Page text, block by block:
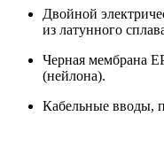
Двойной
из латунного
Черная мембрана
(нейлона).
Кабельные вводы,